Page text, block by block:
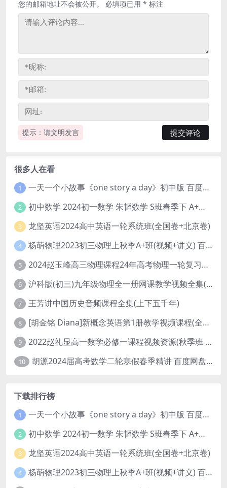
提示：请文明发言
您的邮箱地址不会被公开。 必填项已用 * 标注
很多人在看
1 一天一个小故事《one story a day》初中版 百度网盘分享下载
2 初中数学 2024初一数学 朱韬数学 S班春季下 A+班春季下 百度云网盘
3 龙坚英语2024高中英语一轮系统班(全国卷+北京卷)
4 杨萌物理2023初三物理上秋季A+班(视频+讲义) 百度网盘分享
5 2024赵玉峰高三物理课程24年高考物理一轮复习网课教程
6 沪科版(初三)九年级物理全一册网课教学视频全集(录播版 杜春雨 66讲)
7 王芳讲中国历史音频课程全集(上下五千年)
8 [胡金铭 Diana]新概念英语第1册教学视频课程(全集 百度网盘下载)
9 2022赵礼显高一数学必修一课程视频资源(秋季班 含讲义)百度网盘云
10 胡源2024届高考数学二轮寒假春季精讲 百度网盘分享
下载排行榜
1 一天一个小故事《one story a day》初中版 百度网盘分享下载
2 初中数学 2024初一数学 朱韬数学 S班春季下 A+班春季下 百度云网盘
3 龙坚英语2024高中英语一轮系统班(全国卷+北京卷)
4 杨萌物理2023初三物理上秋季A+班(视频+讲义) 百度网盘分享